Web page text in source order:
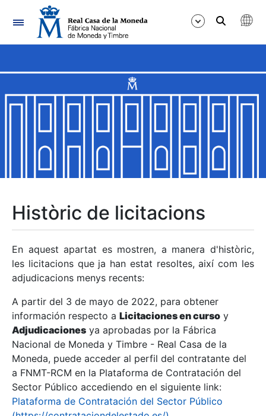
Navegació
Mostra/Amaga
Mostra/Amaga
Mostra/Amaga
Mostra/Amaga
Mostra/Amaga
Històric de licitacions
En aquest apartat es mostren, a manera d'històric,
les licitacions que ja han estat resoltes, així com les
adjudicacions menys recents:
A partir del 3 de mayo de 2022, para obtener
información respecto a Licitaciones en curso y
Adjudicaciones ya aprobadas por la Fábrica
Nacional de Moneda y Timbre - Real Casa de la
Moneda, puede acceder al perfil del contratante del
a FNMT-RCM en la Plataforma de Contratación del
Sector Público accediendo en el siguiente link:
Plataforma de Contratación del Sector Público